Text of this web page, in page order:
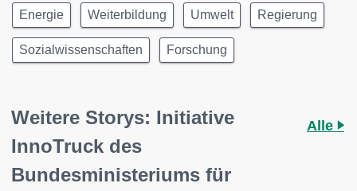
Energie Weiterbildung Umwelt Regierung
Sozialwissenschaften Forschung
Weitere Storys: Initiative
InnoTruck des
Bundesministeriums für
Alle